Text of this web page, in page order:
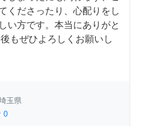
くださったり、心配りをし
い方です。本当にありがと
もぜひよろしくお願いし
玉県
0